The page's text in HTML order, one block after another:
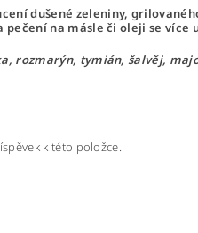
dušené zeleniny,
pečení na másle či oleji se
rozmarýn, tymián, šalvěj,
k této položce.